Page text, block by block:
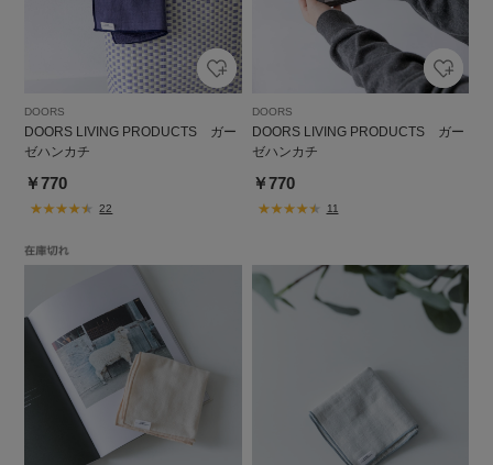
DOORS
DOORS LIVING PRODUCTS ガー
ゼハンカチ
￥770
22
DOORS
DOORS LIVING PRODUCTS ガー
ゼハンカチ
￥770
11